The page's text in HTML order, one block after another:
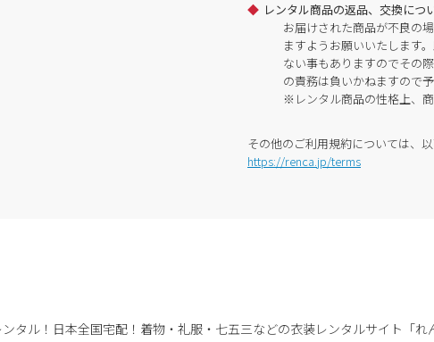
レンタル商品の返品、交換につ
お届けされた商品が不良の
ますようお願いいたします
ない事もありますのでその
の責務は負いかねますので
※レンタル商品の性格上、
その他のご利用規約については、
https://renca.jp/terms
タル！日本全国宅配！ 着物・礼服・七五三などの衣装レンタルサイト「れ